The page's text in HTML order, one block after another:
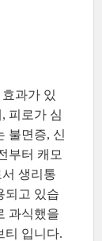
과가 있
피로가 심
불면증, 신
부터 캐모
생리통
되고 있습
과식했을
티 입니다.